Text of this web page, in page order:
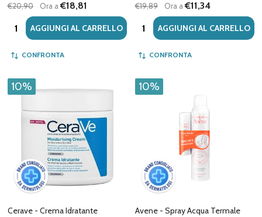
€20,90
Ora a€18,81
Quantità:AGGIUNGI AL CARRELLO
CONFRONTA
€19,89
Ora a€11,34
Quantità:AGGIUNGI AL CARRELLO
CONFRONTA
10%
Cerave - Crema Idratante
10%
Avene - Spray Acqua Termale